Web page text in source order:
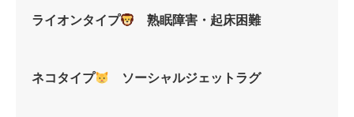
ライオンタイプ 熟眠障害・起床困難
ネコタイプ ソーシャルジェットラグ